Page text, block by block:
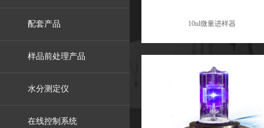
配套产品
样品前处理产品
水分测定仪
在线控制系统
10ul微量进样器